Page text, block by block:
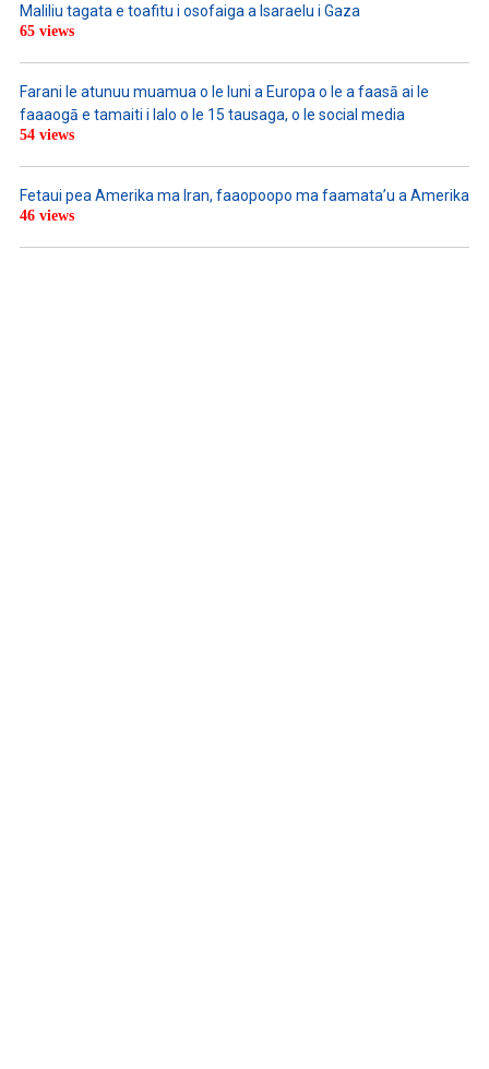
Maliliu tagata e toafitu i osofaiga a Isaraelu i Gaza
65 views
Farani le atunuu muamua o le Iuni a Europa o le a faasā ai le
faaaogā e tamaiti i lalo o le 15 tausaga, o le social media
54 views
Fetaui pea Amerika ma Iran, faaopoopo ma faamata’u a Amerika
46 views